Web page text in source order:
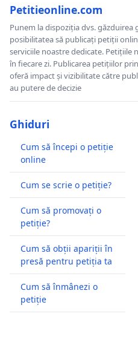
Petitieonline.com
Punem la dispoziția dvs.
posibilitatea să publicați petiții
serviciile noastre dedicate. Petițiile
în fiecare zi. Publicarea petițiilor
oferă impact și vizibilitate către
au putere de decizie
Ghiduri
Cum să începi o petiție
online
Cum se scrie o petiție?
Cum să promovați o
petiție?
Cum să obții apariții în
presă pentru petiția ta
Cum să înmânezi o
petiție